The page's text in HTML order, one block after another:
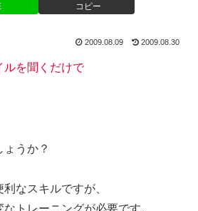
コピー
2009.08.09 2009.08.30
ルを聞くだけで
うか？
なスキルですが、